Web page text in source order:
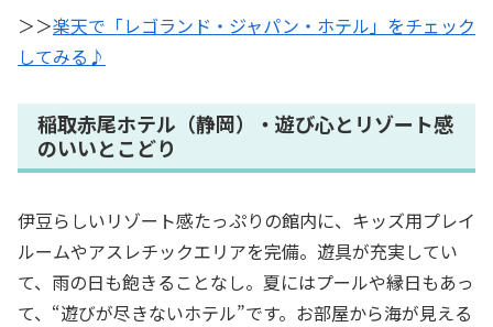
＞＞楽天で「レゴランド・ジャパン・ホテル」をチェック
してみる♪
稲取赤尾ホテル（静岡）・遊び心とリゾート感
のいいとこどり
伊豆らしいリゾート感たっぷりの館内に、キッズ用プレイ
ルームやアスレチックエリアを完備。遊具が充実してい
て、雨の日も飽きることなし。夏にはプールや縁日もあっ
て、“遊びが尽きないホテル”です。お部屋から海が見える